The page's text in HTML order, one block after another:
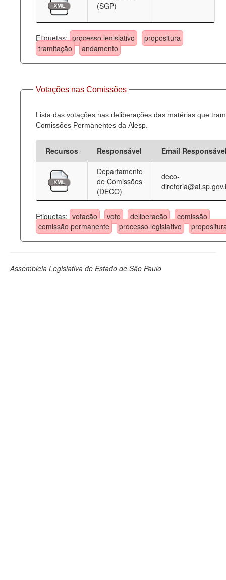
(SGP)
Etiquetas: processo legislativo
propositura
tramitação
andamento
Votações nas Comissões
Lista das votações nas deliberações das matérias que
Comissões Permanentes da Alesp.
Recursos Responsável
Email
Departamento
de Comissões
(DECO)
deco-
Etiquetas: votação voto deliberação
comissão
comissão permanente
processo legislativo
Assembleia Legislativa do Estado de São Paulo